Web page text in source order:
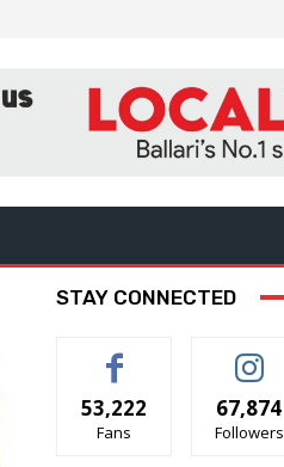
STAY CONNECTED
53,222
Fans
67,874
Followers